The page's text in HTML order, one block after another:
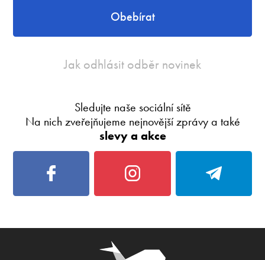
Obebírat
Jak odhlásit odběr novinek
Sledujte naše sociální sítě
Na nich zveřejňujeme nejnovější zprávy a také
slevy a akce